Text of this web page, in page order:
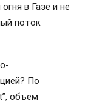
в Газе и не
поток
По
объем